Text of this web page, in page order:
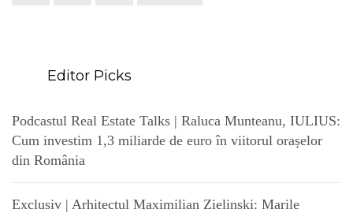
Editor Picks
Podcastul Real Estate Talks | Raluca Munteanu, IULIUS:
Cum investim 1,3 miliarde de euro în viitorul orașelor
din România
Exclusiv | Arhitectul Maximilian Zielinski: Marile